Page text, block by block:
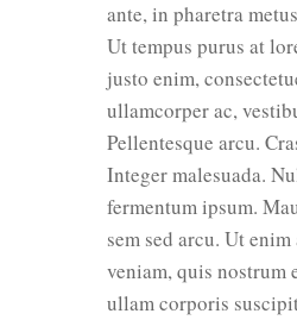
ante, in pharetra
Ut tempus purus at
justo enim,
ullamcorper ac,
Pellentesque arcu.
Integer malesuada.
fermentum ipsum.
sem sed arcu. Ut
veniam, quis nostrum
ullam corporis